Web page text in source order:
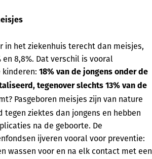
in het ziekenhuis terecht dan meisjes,
en 8,8%. Dat verschil is vooral
kinderen: 18% van de jongens onder de
tegenover slechts 13% van de
Pasgeboren meisjes zijn van nature
tegen ziektes dan jongens en hebben
na de geboorte. De
ijveren vooral voor preventie:
wassen voor en na elk contact met een